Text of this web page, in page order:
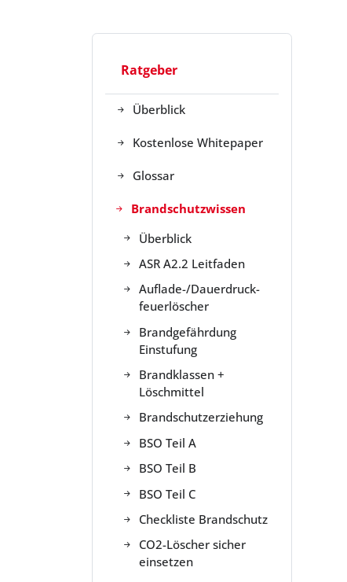
Ratgeber
Überblick
Kostenlose Whitepaper
Glossar
Brandschutzwissen
Überblick
ASR A2.2 Leitfaden
Auflade-/Dauer­druck­
feuerlöscher
Brandgefährdung
Einstufung
Brandklassen +
Löschmittel
Brandschutzerziehung
BSO Teil A
BSO Teil B
BSO Teil C
Checkliste Brandschutz
CO2-Löscher sicher
einsetzen